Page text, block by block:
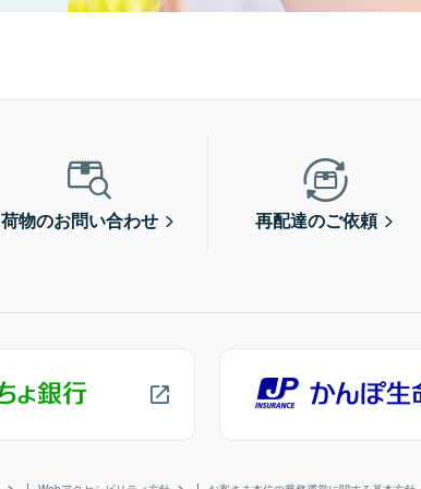
荷物のお問い合わせ 再配達のご依頼